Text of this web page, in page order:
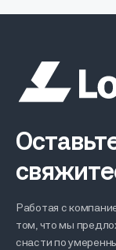
Работая с
том, что мы
снасти по